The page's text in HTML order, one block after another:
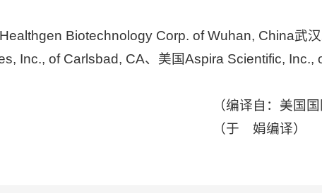
Biotechnology Corp. of Wuhan, China武汉
Inc., of Carlsbad, CA、美国Aspira Scientific,
：美国国际贸易委员
娟编译）